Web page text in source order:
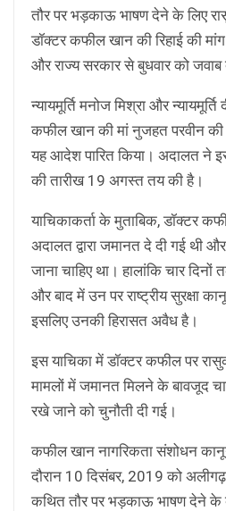
तौर पर भड़काऊ भाषण देने के लिए
डॉक्टर कफील खान की रिहाई की
और राज्य सरकार से बुधवार को
न्यायमूर्ति मनोज मिश्रा और
कफील खान की मां नुजहत परवीन की
यह आदेश पारित किया। अदालत ने
की तारीख 19 अगस्त तय की है।
याचिकाकर्ता के मुताबिक, डॉक्टर
अदालत द्वारा जमानत दे दी गई थी
जाना चाहिए था। हालांकि चार दिनों
और बाद में उन पर राष्ट्रीय सुरक्षा
इसलिए उनकी हिरासत अवैध है।
इस याचिका में डॉक्टर कफील पर
मामलों में जमानत मिलने के बावजूद
रखे जाने को चुनौती दी गई।
कफील खान नागरिकता संशोधन
दौरान 10 दिसंबर, 2019 को अलीगढ़
कथित तौर पर भड़काऊ भाषण देने के